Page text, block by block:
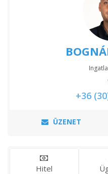
+36
ÜZENET
Hitel